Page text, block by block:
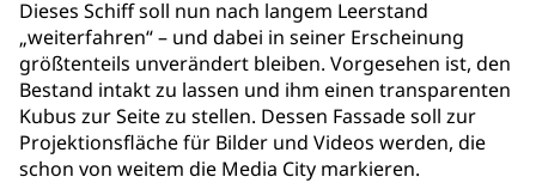
Dieses Schiff soll nun nach langem Leerstand
„weiterfahren“ – und dabei in seiner Erscheinung
größtenteils unverändert bleiben. Vorgesehen ist, den
Bestand intakt zu lassen und ihm einen transparenten
Kubus zur Seite zu stellen. Dessen Fassade soll zur
Projektionsfläche für Bilder und Videos werden, die
schon von weitem die Media City markieren.